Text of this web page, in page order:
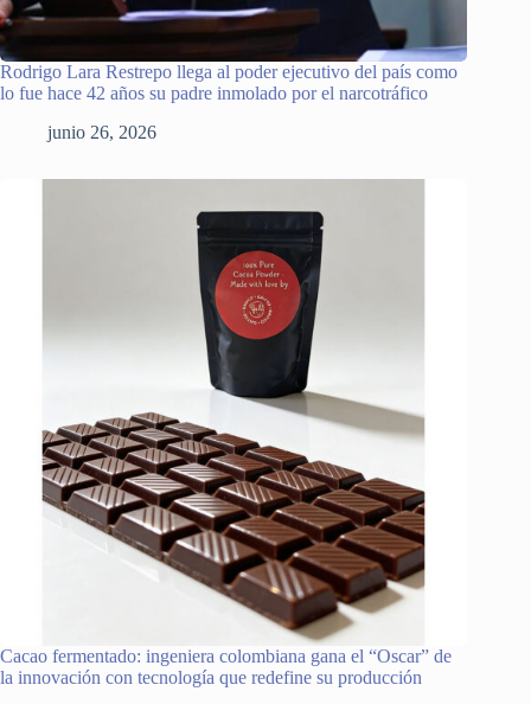
Rodrigo Lara Restrepo llega al poder ejecutivo del país como
lo fue hace 42 años su padre inmolado por el narcotráfico
junio 26, 2026
Cacao fermentado: ingeniera colombiana gana el “Oscar” de
la innovación con tecnología que redefine su producción